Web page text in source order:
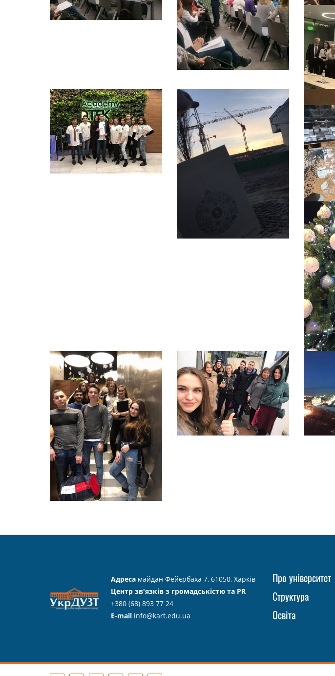
Адреса майдан Фейєрбаха 7, 61050, Харків
Центр зв'язків з громадськістю та PR
+380 (68) 893 77 24
E-mail info@kart.edu.ua
Про університет
Структура
Освіта